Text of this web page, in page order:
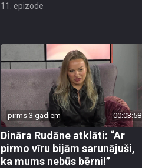
11. epizode
pirms 3 gadiem 00:03:58
Dināra Rudāne atklāti: “Ar
pirmo vīru bijām sarunājuši,
ka mums nebūs bērni!”